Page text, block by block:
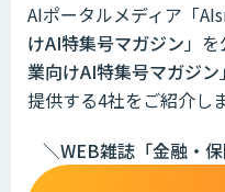
AIポータルメディア「
けAI特集号マガジン」
業向けAI特集号マガジン
提供する4社をご紹介しま
＼WEB雑誌「金融・